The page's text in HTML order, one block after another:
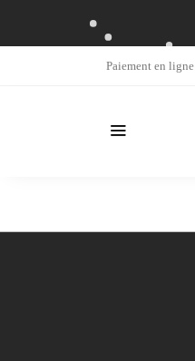
Paiement en ligne